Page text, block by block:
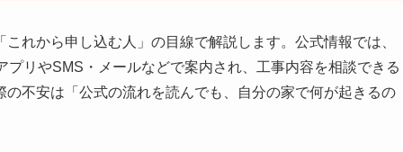
れから申し込む人」の目線で解説します。公式情報では、
リやSMS・メールなどで案内され、工事内容を相談できる
不安は「公式の流れを読んでも、自分の家で何が起きるの